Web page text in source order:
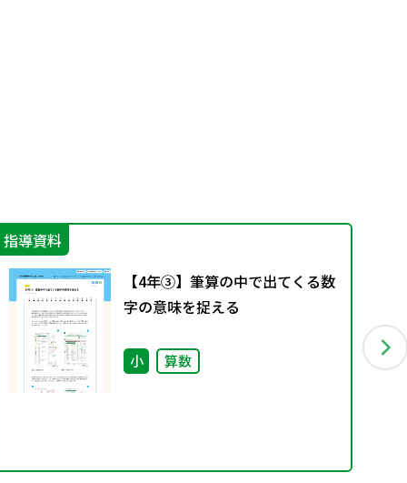
指導資料
【4年③】筆算の中で出てくる数
字の意味を捉える
小 算数